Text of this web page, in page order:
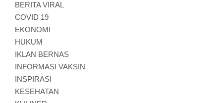
BERITA VIRAL
COVID 19
EKONOMI
HUKUM
IKLAN BERNAS
INFORMASI VAKSIN
INSPIRASI
KESEHATAN